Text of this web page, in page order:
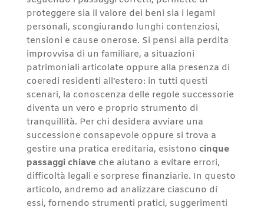
proteggere sia il valore dei beni sia i legami
personali, scongiurando lunghi contenziosi,
tensioni e cause onerose. Si pensi alla perdita
improvvisa di un familiare, a situazioni
patrimoniali articolate oppure alla presenza di
coeredi residenti all’estero: in tutti questi
scenari, la conoscenza delle regole successorie
diventa un vero e proprio strumento di
tranquillità. Per chi desidera avviare una
successione consapevole oppure si trova a
gestire una pratica ereditaria, esistono cinque
passaggi chiaveche aiutano a evitare errori,
difficoltà legali e sorprese finanziarie. In questo
articolo, andremo ad analizzare ciascuno di
essi, fornendo strumenti pratici, suggerimenti